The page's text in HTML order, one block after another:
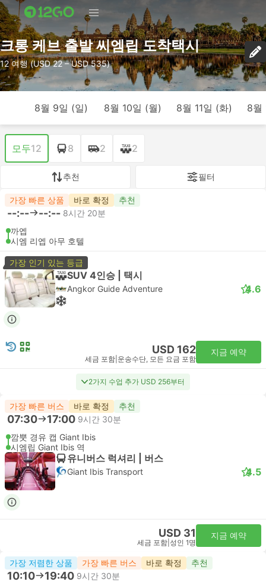
크롱 케브 출발 씨엠립 도착택시
12 여행 (USD 22 – USD 535)
8월 9일 (일) 8월 10일 (월) 8월 11일 (화) 8월
모두12 8 2 2
추천 필터
가장 빠른 상품 바로 확정 추천
--:-- --:-- 8시간 20분
까엡
시엠 리엡 아무 호텔
가장 인기 있는 등급
SUV 4인승 | 택시
Angkor Guide Adventure 4.6
USD 162
세금 포함 운송수단, 모든 요금 포함
지금 예약
2가지 수업 추가 USD 256부터
가장 빠른 버스 바로 확정 추천
07:30 17:00 9시간 30분
깜뿟 경유 캡 Giant Ibis
시엠립 Giant Ibis 역
유니버스 럭셔리 | 버스
Giant Ibis Transport 4.5
USD 31
세금 포함 성인 1명
지금 예약
가장 저렴한 상품 가장 빠른 버스 바로 확정 추천
10:10 19:40 9시간 30분